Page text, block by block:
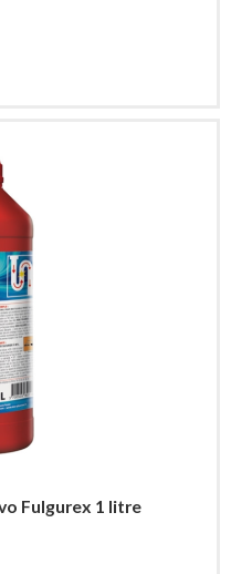
Fulgurex 1 litre